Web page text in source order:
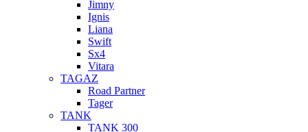
Jimny
Ignis
Liana
Swift
Sx4
Vitara
TAGAZ
Road Partner
Tager
TANK
TANK 300